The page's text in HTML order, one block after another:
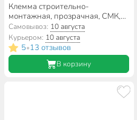
Клемма строительно-
монтажная, прозрачная, СМК,
5-проводная, 0.5-2.5 мм²,
General Lighting Systems,
800489
Самовывоз: 10 августа
Курьером: 10 августа
5•13 отзывов
В корзину